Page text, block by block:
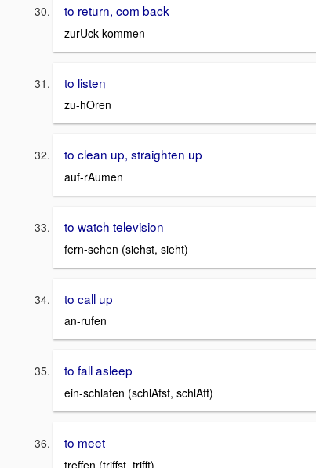
to return, com back
zurUck-kommen
to listen
zu-hOren
to clean up, straighten up
auf-rAumen
to watch television
fern-sehen (siehst, sieht)
to call up
an-rufen
to fall asleep
ein-schlafen (schlAfst, schlAft)
to meet
treffen (triffst, trifft)